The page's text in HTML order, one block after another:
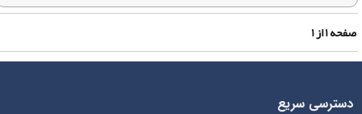
۱از۱
دسترسی سریع